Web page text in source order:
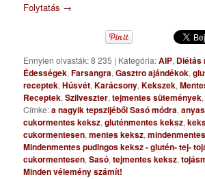
Folytatás →
Ennyien olvasták: 8 235 | Kategória:AIP, Diétás
Édességek,Farsangra,Gasztro ajándékok,
receptek,Húsvét,Karácsony,Kekszek,
Receptek,Szilveszter,tejmentes sütemények,
Címke:a nagyik tepszijéből Sasó módra,
cukormentes keksz,gluténmentes keksz,
cukormentesen,mentes keksz,
Mindenmentes pudingos keksz - glutén- tej-
cukormentesen,Sasó,tejmentes keksz,
Minden vélemény számít!